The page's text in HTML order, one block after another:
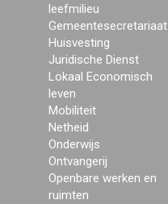
leefmilieu
Gemeentesecretariaat
Huisvesting
Juridische Dienst
Lokaal Economisch
leven
Mobiliteit
Netheid
Onderwijs
Ontvangerij
Openbare werken en
ruimten